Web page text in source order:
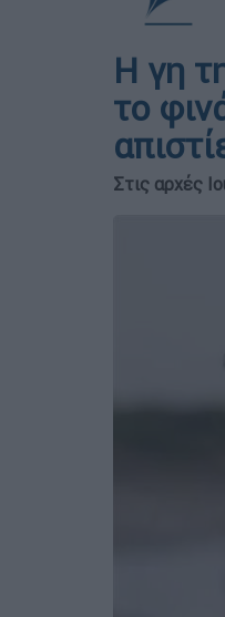
Η γη
το
Στις αρχές